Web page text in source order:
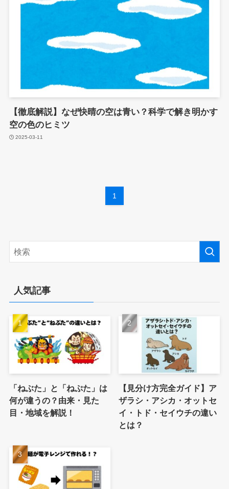
【徹底解説】なぜ快晴の空は青い？科学で解き明かす
空の色のヒミツ
2025-03-11
1
人気記事
「ねぶた」と「ねぷた」は
何が違うの？由来・見た
目・地域を解説！
【見分け方完全ガイド】ア
ザラシ・アシカ・オットセ
イ・トド・セイウチの違い
とは？